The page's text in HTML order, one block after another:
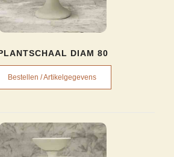
DIAM 80
Bestellen / Artikelgegevens